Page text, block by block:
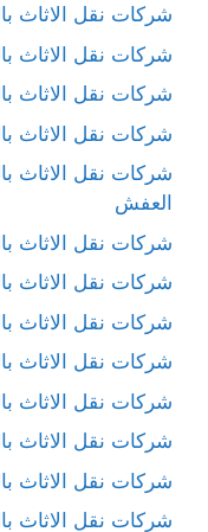
شركات نقل الاثاث
شركات نقل الاثاث
شركات نقل الاثاث
شركات نقل الاثاث
شركات نقل الاثاث
العفش
شركات نقل الاثاث
شركات نقل الاثاث
شركات نقل الاثاث
شركات نقل الاثاث
شركات نقل الاثاث
شركات نقل الاثاث
شركات نقل الاثاث
شركات نقل الاثاث